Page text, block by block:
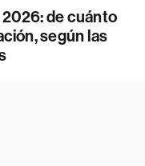
2026: de cuánto
según las